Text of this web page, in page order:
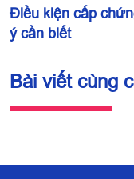
Điều kiện cấp
ý cần biết
Bài viết cùng